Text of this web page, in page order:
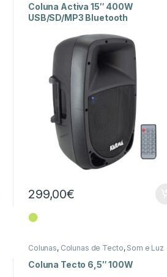
Coluna Activa 15″ 400W
USB/SD/MP3 Bluetooth
299,00€
⬤
Colunas, Colunas de Tecto, Som e Luz
Coluna Tecto 6,5″ 100W